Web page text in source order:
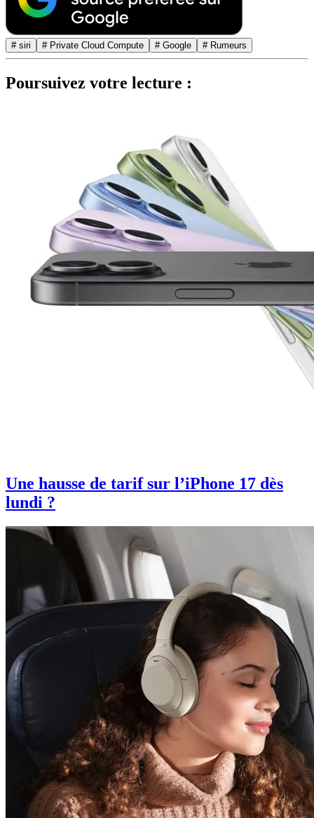
# siri # Private Cloud Compute # Google # Rumeurs
Poursuivez votre lecture :
Une hausse de tarif sur l’iPhone 17 dès
lundi ?